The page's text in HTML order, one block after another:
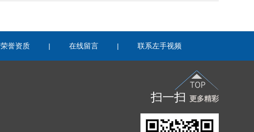
荣誉资质 | 在线留言 | 联系左手视频
扫一扫 更多精彩